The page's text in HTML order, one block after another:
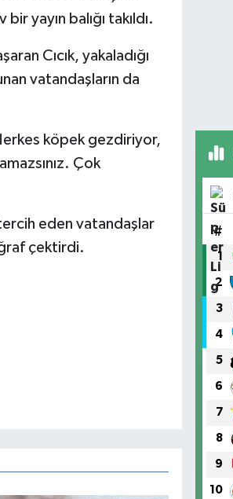
yayın balığı takıldı.
Cıcık, yakaladığı
vatandaşların da
köpek gezdiriyor,
Çok
tercih eden vatandaşlar
çektirdi.
#
1
2
3
4
5
6
7
8
9
10